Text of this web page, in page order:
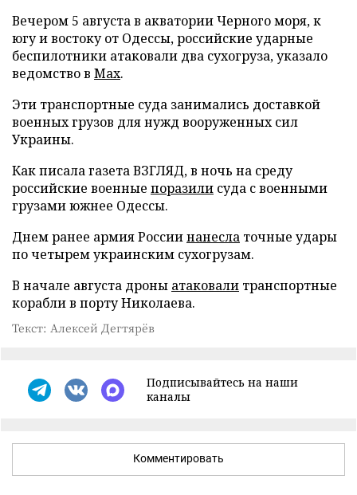
Вечером 5 августа в акватории Черного моря, к
югу и востоку от Одессы, российские ударные
беспилотники атаковали два сухогруза, указало
ведомство в Max.
Эти транспортные суда занимались доставкой
военных грузов для нужд вооруженных сил
Украины.
Как писала газета ВЗГЛЯД, в ночь на среду
российские военные поразили суда с военными
грузами южнее Одессы.
Днем ранее армия Россиинанесла точные удары
по четырем украинским сухогрузам.
В начале августа дроны атаковали транспортные
корабли в порту Николаева.
Текст: Алексей Дегтярёв
Подписывайтесь на наши
каналы
Комментировать